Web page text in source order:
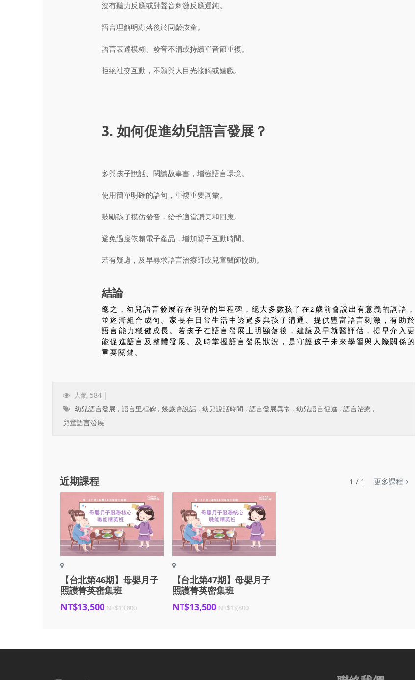
沒有聽力反應或對聲音刺激反應遲鈍。
語言理解明顯落後於同齡孩童。
語言表達模糊、發音不清或持續單音節重複。
拒絕社交互動，不願與人目光接觸或嬉戲。
3. 如何促進幼兒語言發展？
多與孩子說話、閱讀故事書，增強語言環境。
使用簡單明確的語句，重複重要詞彙。
鼓勵孩子模仿發音，給予適當讚美和回應。
避免過度依賴電子產品，增加親子互動時間。
若有疑慮，及早尋求語言治療師或兒童醫師協助。
結論
總之，幼兒語言發展存在明確的里程碑，絕大多數孩子在2歲前會說出有意義的詞語，
並逐漸組合成句。家長在日常生活中透過多與孩子溝通、提供豐富語言刺激，有助於
語言能力穩健成長。若孩子在語言發展上明顯落後，建議及早就醫評估，提早介入更
能促進語言及整體發展。及時掌握語言發展狀況，是守護孩子未來學習與人際關係的
重要關鍵。
人氣 584 |
幼兒語言發展 , 語言里程碑 , 幾歲會說話 , 幼兒說話時間 , 語言發展異常 , 幼兒語言促進 , 語言治療 ,
兒童語言發展
近期課程 更多課程
【台北第46期】母嬰月子
照護菁英密集班
NT$13,500 NT$13,800
【台北第47期】母嬰月子
照護菁英密集班
NT$13,500 NT$13,800
1 / 1